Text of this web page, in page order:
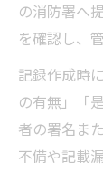
の消防署へ
を確認し、
記録作成時
の有無」「
者の署名ま
不備や記載